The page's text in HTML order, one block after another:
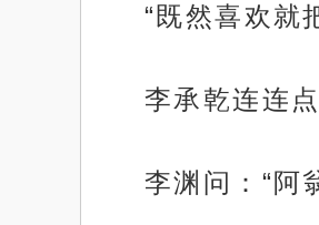
“既然喜欢就
李承乾连连
李渊问：“阿